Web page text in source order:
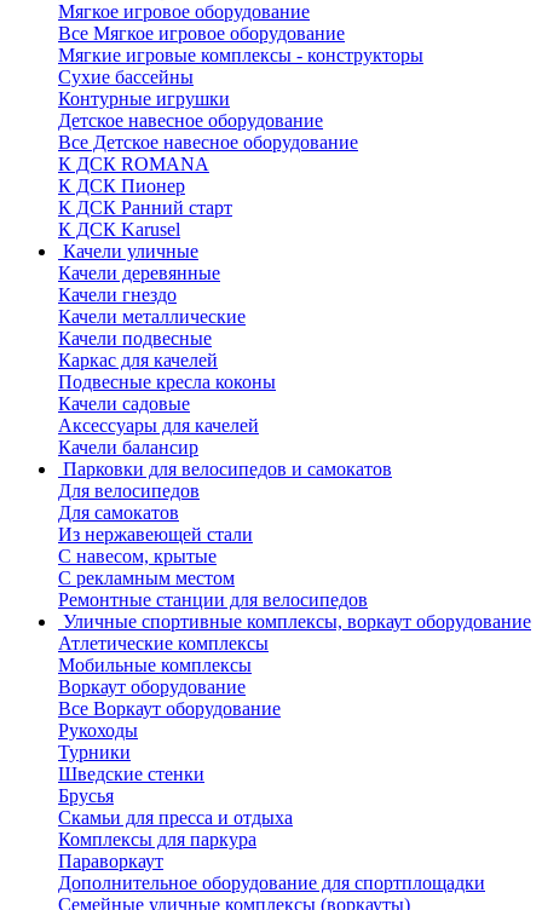
Мягкое игровое оборудование
Все Мягкое игровое оборудование
Мягкие игровые комплексы - конструкторы
Сухие бассейны
Контурные игрушки
Детское навесное оборудование
Все Детское навесное оборудование
К ДСК ROMANA
К ДСК Пионер
К ДСК Ранний старт
К ДСК Karusel
Качели уличные
Качели деревянные
Качели гнездо
Качели металлические
Качели подвесные
Каркас для качелей
Подвесные кресла коконы
Качели садовые
Аксессуары для качелей
Качели балансир
Парковки для велосипедов и самокатов
Для велосипедов
Для самокатов
Из нержавеющей стали
С навесом, крытые
С рекламным местом
Ремонтные станции для велосипедов
Уличные спортивные комплексы, воркаут оборудование
Атлетические комплексы
Мобильные комплексы
Воркаут оборудование
Все Воркаут оборудование
Рукоходы
Турники
Шведские стенки
Брусья
Скамьи для пресса и отдыха
Комплексы для паркура
Параворкаут
Дополнительное оборудование для спортплощадки
Семейные уличные комплексы (воркауты)